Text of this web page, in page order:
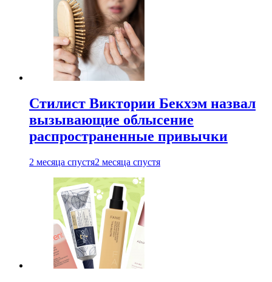
Стилист Виктории Бекхэм назвал
вызывающие облысение
распространенные привычки
2 месяца спустя2 месяца спустя